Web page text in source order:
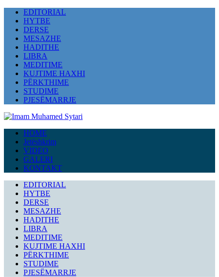
EDITORIAL
HYTBE
DERSE
MESAZHE
HADITHE
LIBRA
MEDITIME
KUJTIME HAXHI
PËRKTHIME
STUDIME
PJESËMARRJE
HOME
Jetëshkrim
VIDEO
GALERI
KONTAKT
EDITORIAL
HYTBE
DERSE
MESAZHE
HADITHE
LIBRA
MEDITIME
KUJTIME HAXHI
PËRKTHIME
STUDIME
PJESËMARRJE